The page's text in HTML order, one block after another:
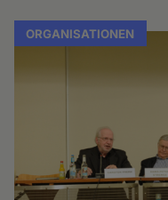
ORGANISATIONEN